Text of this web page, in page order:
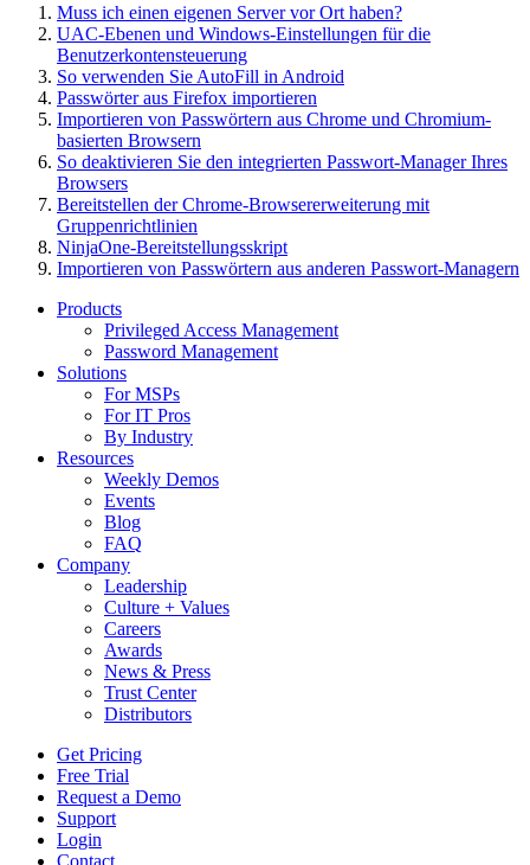
Muss ich einen eigenen Server vor Ort haben?
UAC-Ebenen und Windows-Einstellungen für die
Benutzerkontensteuerung
So verwenden Sie AutoFill in Android
Passwörter aus Firefox importieren
Importieren von Passwörtern aus Chrome und Chromium-
basierten Browsern
So deaktivieren Sie den integrierten Passwort-Manager Ihres
Browsers
Bereitstellen der Chrome-Browsererweiterung mit
Gruppenrichtlinien
NinjaOne-Bereitstellungsskript
Importieren von Passwörtern aus anderen Passwort-Managern
Products
Privileged Access Management
Password Management
Solutions
For MSPs
For IT Pros
By Industry
Resources
Weekly Demos
Events
Blog
FAQ
Company
Leadership
Culture + Values
Careers
Awards
News & Press
Trust Center
Distributors
Get Pricing
Free Trial
Request a Demo
Support
Login
Contact